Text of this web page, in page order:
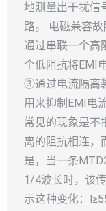
地测量出干扰信
路。 电磁兼容
通过串联一个高
个低阻抗将EMI
③通过电流隔离
用来抑制EMI电
常见的现象是不
离的阻抗相连，
是，当一条
1/4波长时，该
示这种变化：